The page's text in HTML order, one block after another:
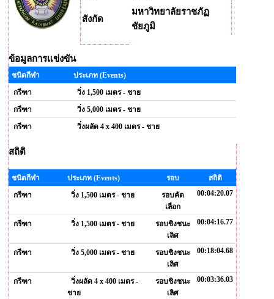
สังกัด
มหาวิทยาลัยราชภัฏ
ชัยภูมิ
ข้อมูลการแข่งขัน
ชนิดกีฬา
ประเภท (Events)
กรีฑา
วิ่ง 1,500 เมตร - ชาย
กรีฑา
วิ่ง 5,000 เมตร - ชาย
กรีฑา
วิ่งผลัด 4 x 400 เมตร - ชาย
สถิติ
ชนิดกีฬา ประเภท (Events) รอบ
สถิติ
กรีฑา
วิ่ง 1,500 เมตร - ชาย
รอบคัด
เลือก
00:04:20.07
กรีฑา วิ่ง 1,500 เมตร - ชาย
รอบชิงชนะ
เลิศ
00:04:16.77
กรีฑา วิ่ง 5,000 เมตร - ชาย
รอบชิงชนะ
เลิศ
00:18:04.68
กรีฑา
วิ่งผลัด 4 x 400 เมตร -
ชาย
รอบชิงชนะ
เลิศ
00:03:36.03